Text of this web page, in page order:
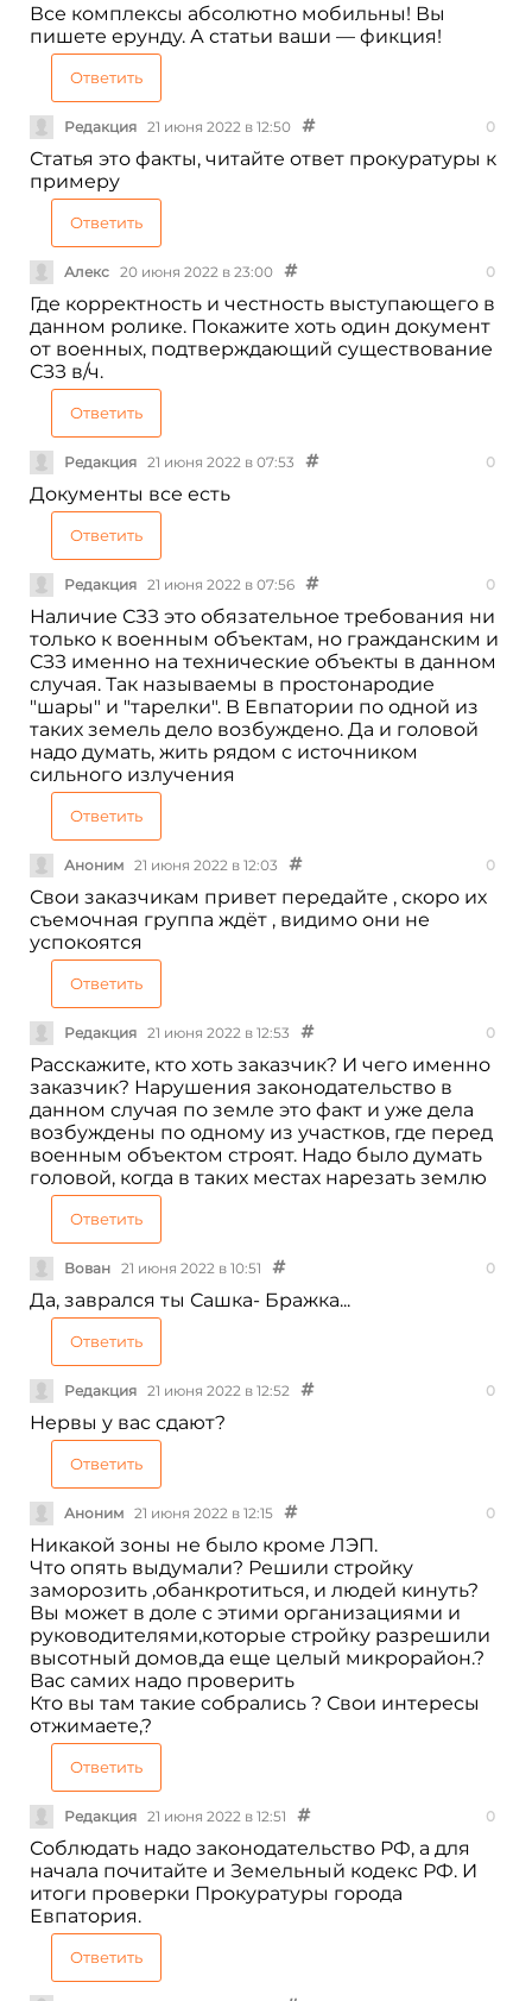
Все комплексы абсолютно мобильны! Вы
пишете ерунду. А статьи ваши — фикция!
Ответить
Редакция 21 июня 2022 в 12:50 0
Статья это факты, читайте ответ прокуратуры к
примеру
Ответить
Алекс 20 июня 2022 в 23:00 0
Где корректность и честность выступающего в
данном ролике. Покажите хоть один документ
от военных, подтверждающий существование
СЗЗ в/ч.
Ответить
Редакция 21 июня 2022 в 07:53 0
Документы все есть
Ответить
Редакция 21 июня 2022 в 07:56 0
Наличие СЗЗ это обязательное требования ни
только к военным объектам, но гражданским и
СЗЗ именно на технические объекты в данном
случая. Так называемы в простонародие
"шары" и "тарелки". В Евпатории по одной из
таких земель дело возбуждено. Да и головой
надо думать, жить рядом с источником
сильного излучения
Ответить
Аноним 21 июня 2022 в 12:03 0
Свои заказчикам привет передайте , скоро их
съемочная группа ждёт , видимо они не
успокоятся
Ответить
Редакция 21 июня 2022 в 12:53 0
Расскажите, кто хоть заказчик? И чего именно
заказчик? Нарушения законодательство в
данном случая по земле это факт и уже дела
возбуждены по одному из участков, где перед
военным объектом строят. Надо было думать
головой, когда в таких местах нарезать землю
Ответить
Вован 21 июня 2022 в 10:51 0
Да, заврался ты Сашка- Бражка...
Ответить
Редакция 21 июня 2022 в 12:52 0
Нервы у вас сдают?
Ответить
Аноним 21 июня 2022 в 12:15 0
Никакой зоны не было кроме ЛЭП.
Что опять выдумали? Решили стройку
заморозить ,обанкротиться, и людей кинуть?
Вы может в доле с этими организациями и
руководителями,которые стройку разрешили
высотный домов,да еще целый микрорайон.?
Вас самих надо проверить
Кто вы там такие собрались ? Свои интересы
отжимаете,?
Ответить
Редакция 21 июня 2022 в 12:51 0
Соблюдать надо законодательство РФ, а для
начала почитайте и Земельный кодекс РФ. И
итоги проверки Прокуратуры города
Евпатория.
Ответить